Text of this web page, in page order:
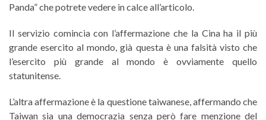
Panda” che potrete vedere in calce all’articolo.
Il servizio comincia con l’affermazione che la Cina ha il più
grande esercito al mondo, già questa è una falsità visto che
l’esercito più grande al mondo è ovviamente quello
statunitense.
L’altra affermazione è la questione taiwanese, affermando che
Taiwan sia una democrazia senza però fare menzione del